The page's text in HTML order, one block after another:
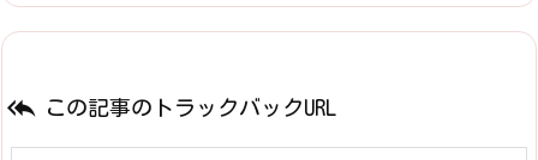
 この記事のトラックバックURL